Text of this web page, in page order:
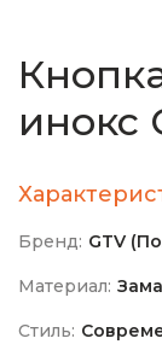
инокс
Бренд: GTV
Материал:
Стиль: